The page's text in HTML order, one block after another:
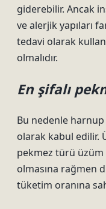
giderebilir. Ancak
ve alerjik yapıları
tedavi olarak
olmalıdır.
En şifalı
Bu nedenle
olarak kabul edilir.
pekmez türü
olmasına rağmen
tüketim oranına